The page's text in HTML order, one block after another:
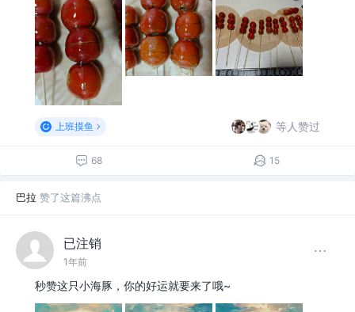
上班摸鱼 等人赞过
68 15
巴拉 赞了这篇沸点
已注销
1年前
秒赞这只小海豚，你的好运就要来了哦~